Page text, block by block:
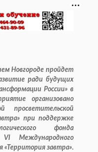
Новгороде пройдет
ради будущих
России» в
организовано
просветительской
при поддержке
фонда
Международного
«Территория завтра».